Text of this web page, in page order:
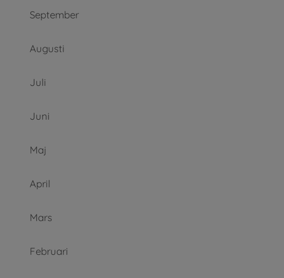
September
Augusti
Juli
Juni
Maj
April
Mars
Februari